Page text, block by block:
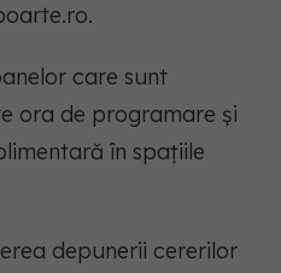
care sunt
ora de programare și
în spațiile
depunerii cererilor